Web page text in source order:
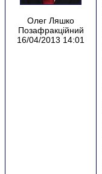
Олег Ляшко
Позафракційний
16/04/2013 14:01